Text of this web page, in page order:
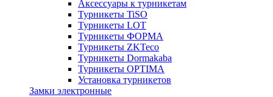
Аксессуары к турникетам
Турникеты TiSO
Турникеты LOT
Турникеты ФОРМА
Турникеты ZKTeco
Турникеты Dormakaba
Турникеты OPTIMA
Установка турникетов
Замки электронные